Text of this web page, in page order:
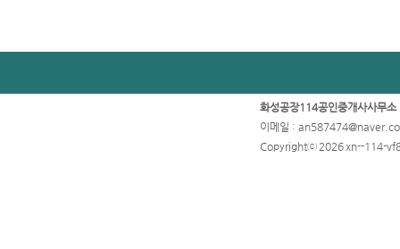
화성공장114공인중개사사무
이메일 :
Copyrightⓒ 2026 xn--114-